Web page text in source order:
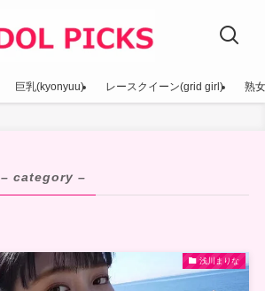
巨乳(kyonyuu) レースクイーン(grid girl) 熟
– category –
浅川まりな